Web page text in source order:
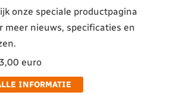
onze speciale productpagina
meer nieuws, specificaties en
euro
INFORMATIE